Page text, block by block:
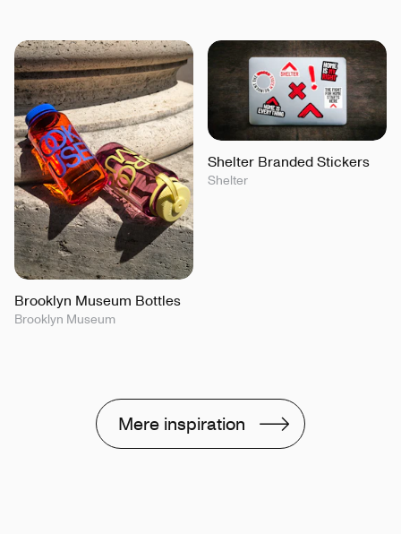
Brooklyn Museum Bottles
Brooklyn Museum
Shelter Branded Stickers
Shelter
Mere inspiration